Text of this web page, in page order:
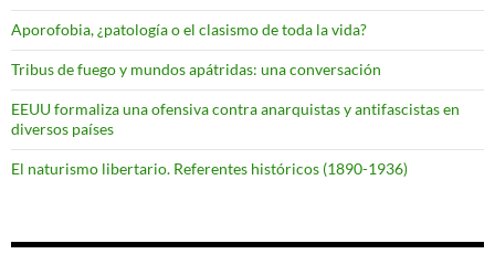
Aporofobia, ¿patología o el clasismo de toda la vida?
Tribus de fuego y mundos apátridas: una conversación
EEUU formaliza una ofensiva contra anarquistas y antifascistas en
diversos países
El naturismo libertario. Referentes históricos (1890-1936)